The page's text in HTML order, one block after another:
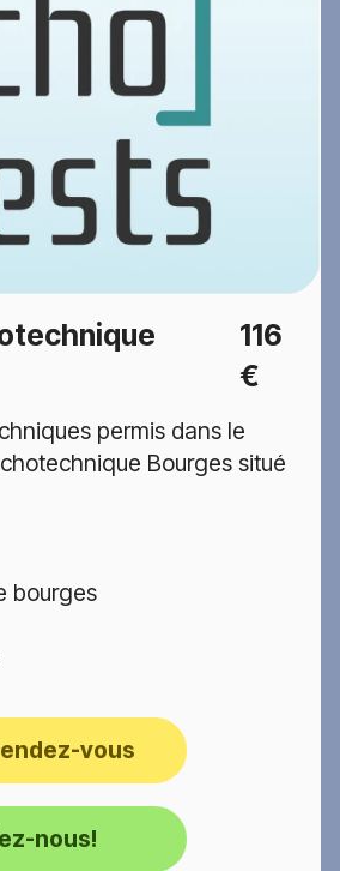
116
€
permis dans le
Bourges situé
bourges
vous
nous!